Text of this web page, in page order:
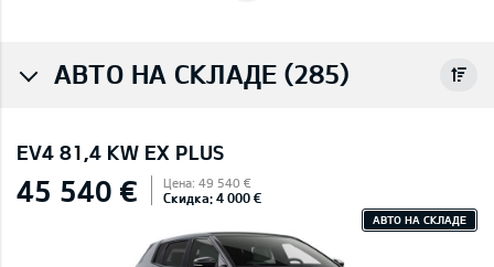
АВТО НА СКЛАДЕ (285)
EV4 81,4 KW EX PLUS
45 540 € Цена: 49 540 €
Скидка: 4 000 €
АВТО НА СКЛАДЕ